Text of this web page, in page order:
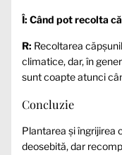
Î: Când pot recolta
R: Recoltarea
climatice, dar, în
sunt coapte atunci
Concluzie
Plantarea și îngrijirea
deosebită, dar